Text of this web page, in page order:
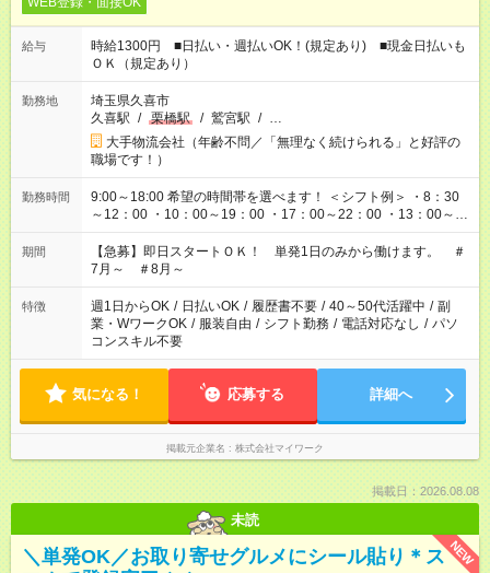
給与
時給1300円 ■日払い・週払いOK！(規定あり) ■現金日払いも
ＯＫ（規定あり）
勤務地
埼玉県久喜市
久喜駅 / 栗橋駅 / 鷲宮駅 / …
大手物流会社（年齢不問／「無理なく続けられる」と好評の
職場です！）
勤務時間
9:00～18:00 希望の時間帯を選べます！ ＜シフト例＞ ・8：30
～12：00 ・10：00～19：00 ・17：00～22：00 ・13：00～
22：00 ・22：00～翌6：00 など
期間
【急募】即日スタートＯＫ！ 単発1日のみから働けます。 ＃
7月～ ＃8月～
特徴 週1日からOK / 日払いOK / 履歴書不要 / 40～50代活躍中 / 副
業・WワークOK / 服装自由 / シフト勤務 / 電話対応なし / パソ
コンスキル不要
気になる！ 応募する 詳細へ
掲載元企業名 株式会社マイワーク
掲載日：2026.08.08
未読
NEW
＼単発OK／お取り寄せグルメにシール貼り＊ス